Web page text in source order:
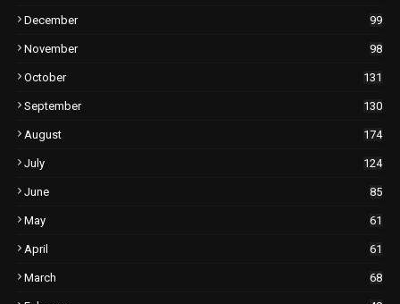
December 99
November 98
October 131
September 130
August 174
July 124
June 85
May 61
April 61
March 68